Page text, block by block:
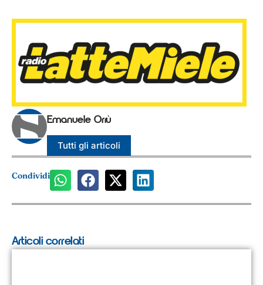
Emanuele Orrù
Tutti gli articoli
Condividi
Articoli correlati